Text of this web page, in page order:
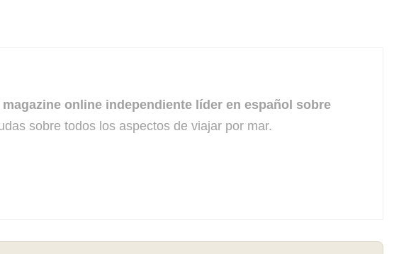
magazine online independiente líder en español sobre
sobre todos los aspectos de viajar por mar.